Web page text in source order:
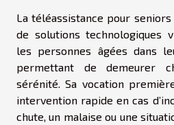
La téléassistance pour
de solutions technologiques
les personnes âgées dans
permettant de demeurer
sérénité. Sa vocation
intervention rapide en cas
chute, un malaise ou une